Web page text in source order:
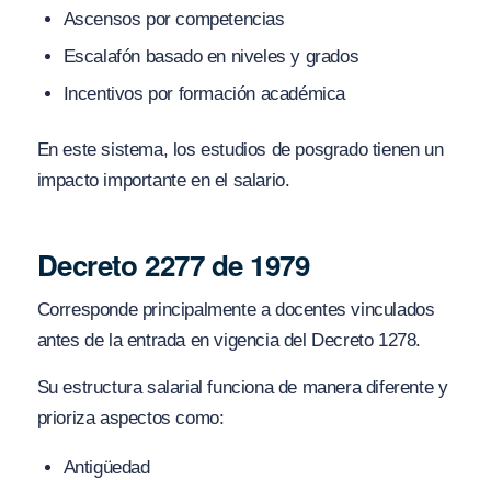
Ascensos por competencias
Escalafón basado en niveles y grados
Incentivos por formación académica
En este sistema, los estudios de posgrado tienen un
impacto importante en el salario.
Decreto 2277 de 1979
Corresponde principalmente a docentes vinculados
antes de la entrada en vigencia del Decreto 1278.
Su estructura salarial funciona de manera diferente y
prioriza aspectos como:
Antigüedad